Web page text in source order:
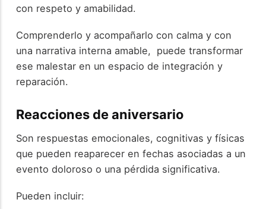
con respeto y amabilidad.
Comprenderlo y acompañarlo con calma y con
una narrativa interna amable, puede transformar
ese malestar en un espacio de integración y
reparación.
Reacciones de aniversario
Son respuestas emocionales, cognitivas y físicas
que pueden reaparecer en fechas asociadas a un
evento doloroso o una pérdida significativa.
Pueden incluir: